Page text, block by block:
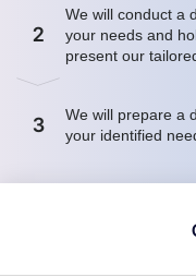
2
We will conduct a
your needs and
present our
3
We will prepare a
your identified